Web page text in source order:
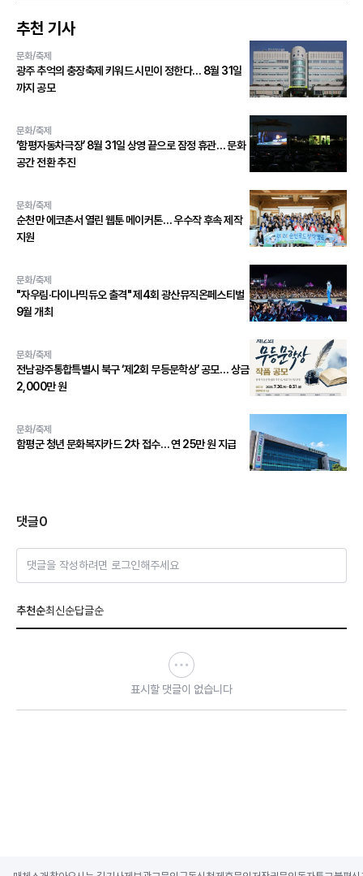
추천 기사
문화/축제
광주 추억의 충장축제 키워드 시민이 정한다… 8월 31일
까지 공모
문화/축제
‘함평자동차극장’ 8월 31일 상영 끝으로 잠정 휴관… 문화
공간 전환 추진
문화/축제
순천만 에코촌서 열린 웹툰 메이커톤… 우수작 후속 제작
지원
문화/축제
"자우림·다이나믹듀오 출격" 제4회 광산뮤직온페스티벌
9월 개최
문화/축제
전남광주통합특별시 북구 ‘제2회 무등문학상’ 공모… 상금
2,000만 원
문화/축제
함평군 청년 문화복지카드 2차 접수… 연 25만 원 지급
댓글0
댓글을 작성하려면 로그인해주세요
추천순최신순답글순
표시할 댓글이 없습니다